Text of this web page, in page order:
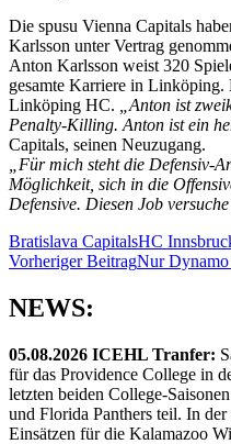
Die spusu Vienna Capitals
Karlsson unter Vertrag
Anton Karlsson weist 320
gesamte Karriere in
Linköping HC.
„Anton ist
Penalty-Killing. Anton ist ein
Capitals, seinen Neuzugang.
„Für mich steht die Defensiv-
Möglichkeit, sich in die
Defensive. Diesen Job
Bratislava CapitalsHC
Beitragsnavigation
Vorheriger BeitragNur Dynamo
NEWS:
05.08.2026 ICEHL Tranfer:
für das Providence College in
letzten beiden College-
und Florida Panthers teil. In
Einsätzen für die Kalamazoo